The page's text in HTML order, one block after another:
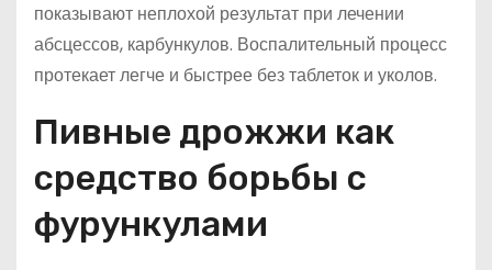
показывают неплохой результат при лечении
абсцессов, карбункулов. Воспалительный процесс
протекает легче и быстрее без таблеток и уколов.
Пивные дрожжи как
средство борьбы с
фурункулами